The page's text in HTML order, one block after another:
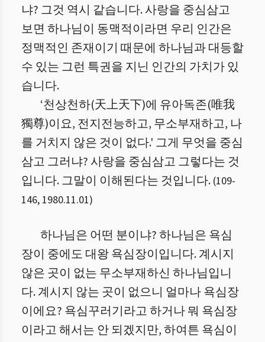
냐? 그것 역시 같습니다. 사랑을 중심삼고
보면 하나님이 동맥적이라면 우리 인간은
정맥적인 존재이기 때문에 하나님과 대등할
수 있는 그런 특권을 지닌 인간의 가치가 있
습니다.
‘천상천하(天上天下)에 유아독존(唯我
獨尊)이요, 전지전능하고, 무소부재하고, 나
를 거치지 않은 것이 없다.' 그게 무엇을 중심
삼고 그러냐? 사랑을 중심삼고 그렇다는 것
입니다. 그말이 이해된다는 것입니다. (109-
146, 1980.11.01)
하나님은 어떤 분이냐? 하나님은 욕심
장이 중에도 대왕 욕심장이입니다. 계시지
않은 곳이 없는 무소부재하신 하나님입니
다. 계시지 않는 곳이 없으니 얼마나 욕심장
이에요? 욕심꾸러기라고 하거나 뭐 욕심장
이라고 해서는 안 되겠지만, 하여튼 욕심이